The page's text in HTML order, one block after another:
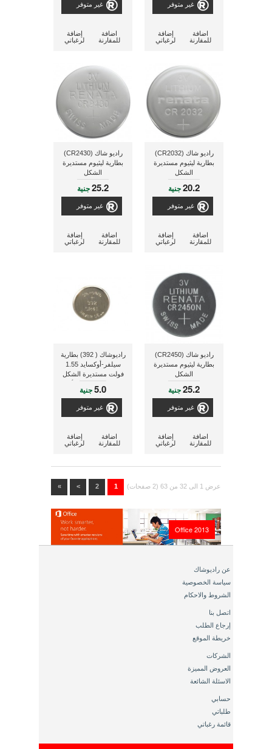
غير متوفر
إضافة
لرغباتي
اضافة
للمقارنة
غير متوفر
إضافة
لرغباتي
اضافة
للمقارنة
راديو شاك (CR2032)
بطارية ليثيوم مستديرة
الشكل
20.2جنية
غير متوفر
إضافة
لرغباتي
اضافة
للمقارنة
راديو شاك (CR2430)
بطارية ليثيوم مستديرة
الشكل
25.2جنية
غير متوفر
إضافة
لرغباتي
اضافة
للمقارنة
راديو شاك (CR2450)
بطارية ليثيوم مستديرة
الشكل
25.2جنية
غير متوفر
إضافة
لرغباتي
اضافة
للمقارنة
راديوشاك ( 392) بطارية
سيلفر-أوكسايد 1.55
فولت مستديرة الشكل
ذات سعة 42 مللى أمبير
5.0جنية
غير متوفر
إضافة
لرغباتي
اضافة
للمقارنة
1
2
>
» عرض 1 الى 32 من 63 (2 صفحات)
Office 2013
عن راديوشاك
سياسة الخصوصية
الشروط والاحكام
اتصل بنا
إرجاع الطلب
خريطة الموقع
الشركات
العروض المميزة
الاسئلة الشائعة
حسابي
طلباتي
قائمة رغباتي